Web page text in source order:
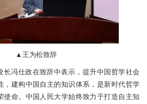
▲王为松致辞
长冯仕政在致辞中表示，提升中国哲学社会
，建构中国自主的知识体系，是新时代哲学
使命。中国人民大学始终致力于打造自主知